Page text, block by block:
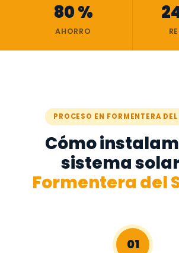
80 %
AHORRO
PROCESO EN FORMENTERA
Cómo
sistema
Formentera del
01